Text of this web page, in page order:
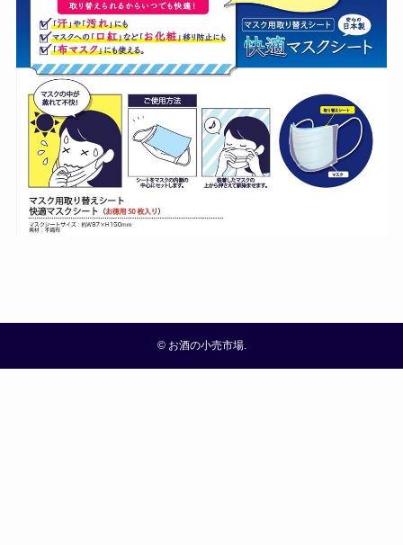
©お酒の小売市場.